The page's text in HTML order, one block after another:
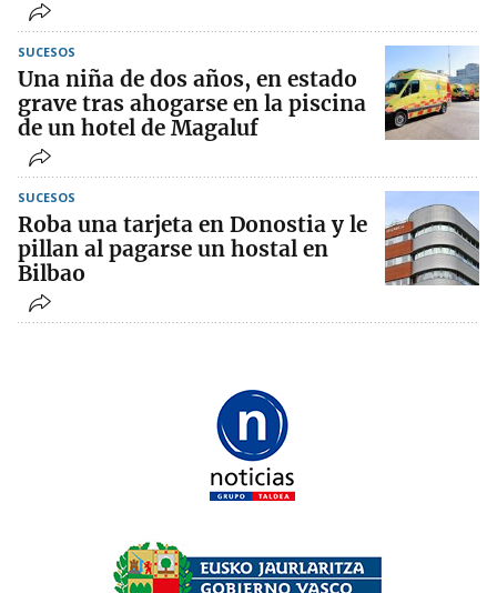
SUCESOS
Una niña de dos años, en estado
grave tras ahogarse en la piscina
de un hotel de Magaluf
SUCESOS
Roba una tarjeta en Donostia y le
pillan al pagarse un hostal en
Bilbao